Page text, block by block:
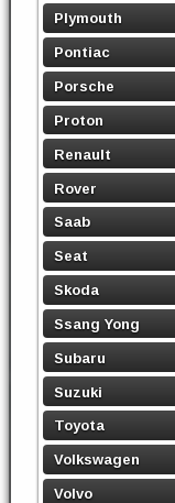
Plymouth
Pontiac
Porsche
Proton
Renault
Rover
Saab
Seat
Skoda
Ssang Yong
Subaru
Suzuki
Toyota
Volkswagen
Volvo